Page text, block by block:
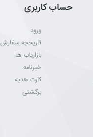
حساب کاربری
ورود
تاریخچه سفارش
بازاریاب ها
خبرنامه
کارت هدیه
برگشتی